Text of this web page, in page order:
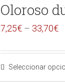
Oloroso
7,25€ – 33,70€
Seleccionar